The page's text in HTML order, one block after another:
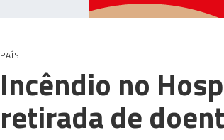
PAÍS
Incêndio no
retirada de